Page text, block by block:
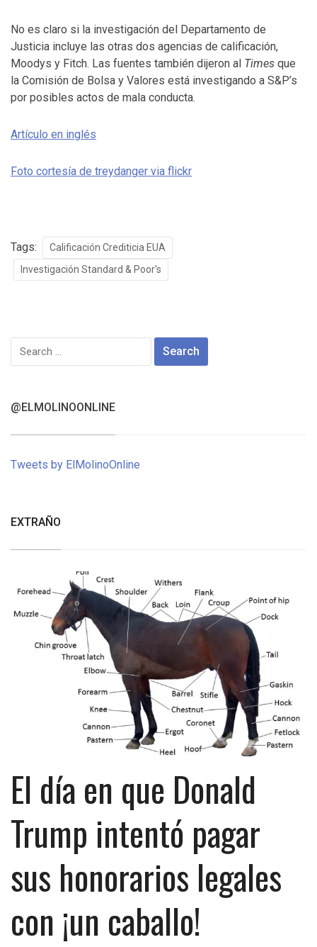
No es claro si la investigación del Departamento de
Justicia incluye las otras dos agencias de calificación,
Moodys y Fitch. Las fuentes también dijeron al Times que
la Comisión de Bolsa y Valores está investigando a S&P’s
por posibles actos de mala conducta.
Artículo en inglés
Foto cortesía de treydanger via flickr
Tags:
Calificación Crediticia EUA
Investigación Standard & Poor's
Search
for:
@ELMOLINOONLINE
Tweets by ElMolinoOnline
EXTRAÑO
El día en que Donald
Trump intentó pagar
sus honorarios legales
con ¡un caballo!